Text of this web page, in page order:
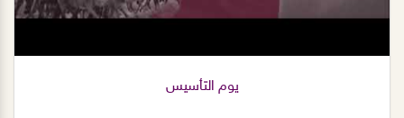
يوم التأسيس